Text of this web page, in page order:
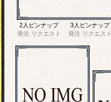
2人ピンナップ
発注 リクエスト
3人ピンナップ
発注 リクエスト